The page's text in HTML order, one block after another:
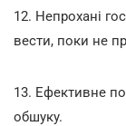
12. Непрохані
вести, поки не
13. Ефективне
обшуку.